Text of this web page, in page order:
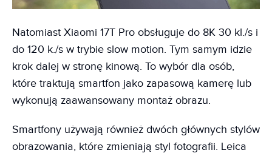
Natomiast Xiaomi 17T Pro obsługuje do 8K 30 kl./s i
do 120 k./s w trybie slow motion. Tym samym idzie
krok dalej w stronę kinową. To wybór dla osób,
które traktują smartfon jako zapasową kamerę lub
wykonują zaawansowany montaż obrazu.
Smartfony używają również dwóch głównych stylów
obrazowania, które zmieniają styl fotografii. Leica